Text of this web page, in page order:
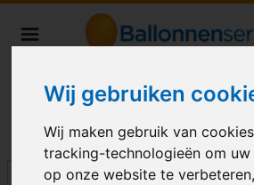
Wij gebruiken
Wij maken gebruik van
tracking-technologieën om
op onze website te
Nederland